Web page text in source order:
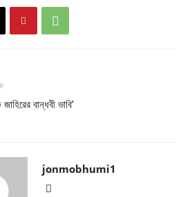
বান্ধবী ভাবি’
jonmobhumi1